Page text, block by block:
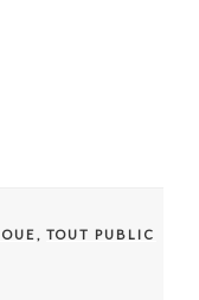
TOUT PUBLIC